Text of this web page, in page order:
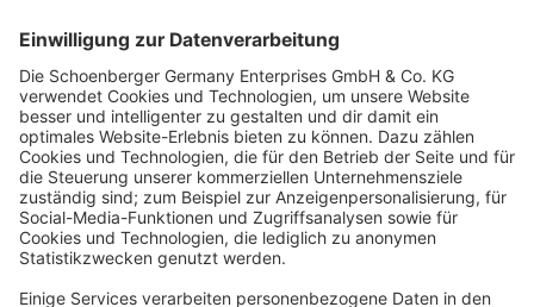
CHAMBERLAIN
Garagentorantrieb ML (Typ nach Wahl)
Elektrischer Garagentorantrieb mit geringen Standby-
Verbrauch
Sehr leise mit automatischer Kraft- und Hinderniserkennung
ab 149,99 €